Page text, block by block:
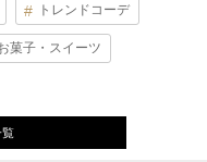
トレンドコーデ
菓子・スイーツ
覧